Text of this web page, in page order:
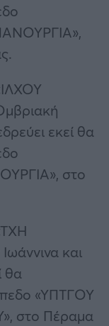
εκεί θα
στο
και
θα
«ΥΠΤΓΟΥ
στο Πέραμα